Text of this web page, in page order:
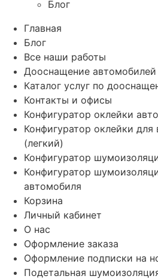
Блог
Главная
Блог
Все наши работы
Дооснащение автомобилей
Каталог услуг по
Контакты и офисы
Конфигуратор оклейки
Конфигуратор оклейки
(легкий)
Конфигуратор
Конфигуратор
автомобиля
Корзина
Личный кабинет
О нас
Оформление заказа
Оформление подписки на
Подетальная